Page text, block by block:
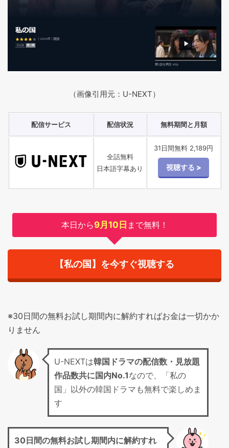
（画像引用元：U-NEXT）
配信サービス 配信状況 無料期間と月額
全話無料
日本語字幕あり
31日間無料 2,189円
本日から9月10日 まで無料！
【私の国】を今すぐ視聴する
※30日間の無料お試し期間内に解約すればお金は一切かか
りません
U-NEXTは韓国ドラマの配信数・見放題
作品数共に国内No.1なので、「私の
国」以外の韓国ドラマも無料で楽しめま
す
30日間の無料お試し期間内に解約すれ